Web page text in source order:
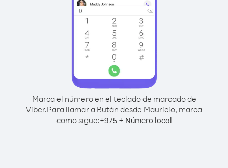
Marca el número en el teclado de marcado de
Viber.Para llamar a Bután desde Mauricio, marca
como sigue:+975+ Número local